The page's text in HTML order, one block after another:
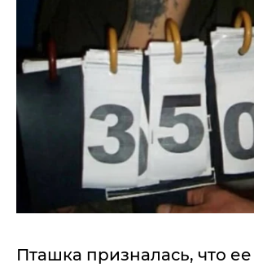
Пташка призналась, что